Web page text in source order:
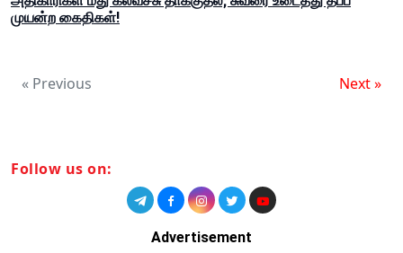
முயன்ற கைதிகள்!
« Previous Next »
Follow us on:
Advertisement